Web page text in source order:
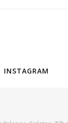
INSTAGRAM